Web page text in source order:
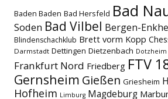
Baden Baden Bad Hersfeld Bad
Soden Bad Vilbel Bergen-
Blindenschachklub Brett vorm Kopp
Darmstadt Dettingen Dietzenbach Dotzheim
Frankfurt Nord Friedberg FTV
Gernsheim Gießen Griesheim
Hofheim Limburg Magdeburg